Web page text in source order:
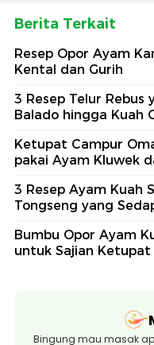
Berita Terkait
Resep Opor Ayam
Kental dan Gurih
3 Resep Telur Rebus
Balado hingga Kuah
Ketupat Campur
pakai Ayam Kluwek
3 Resep Ayam Kuah
Tongseng yang
Bumbu Opor Ayam
untuk Sajian Ketupat
Bingung mau masak